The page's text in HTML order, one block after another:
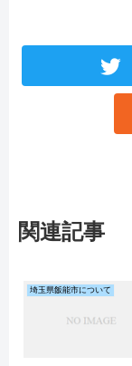
関連記事
埼玉県飯能市について